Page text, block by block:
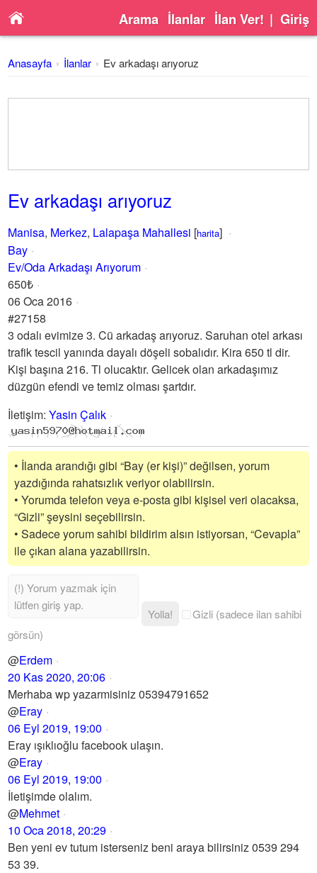
Arama İlanlar İlan Ver! | Giriş
Anasayfa İlanlar Ev arkadaşı arıyoruz
Ev arkadaşı arıyoruz
Manisa, Merkez, Lalapaşa Mahallesi [harita]
Bay
Ev/Oda Arkadaşı Arıyorum
650₺
06 Oca 2016
#27158
3 odalı evimize 3. Cü arkadaş arıyoruz. Saruhan otel arkası
trafik tescil yanında dayalı döşeli sobalıdır. Kira 650 tl dir.
Kişi başına 216. Tl olucaktır. Gelicek olan arkadaşımız
düzgün efendi ve temiz olması şartdır.
İletişim:Yasin Çalık
• İlanda arandığı gibi “Bay (er kişi)” değilsen, yorum
yazdığında rahatsızlık veriyor olabilirsin.
• Yorumda telefon veya e-posta gibi kişisel veri olacaksa,
“Gizli” şeysini seçebilirsin.
• Sadece yorum sahibi bildirim alsın istiyorsan, “Cevapla”
ile çıkan alana yazabilirsin.
Yolla!
Gizli (sadece ilan sahibi
görsün)
@Erdem
20 Kas 2020, 20:06
Merhaba wp yazarmisiniz 05394791652
@Eray
06 Eyl 2019, 19:00
Eray ışıklıoğlu facebook ulaşın.
@Eray
06 Eyl 2019, 19:00
İletişimde olalım.
@Mehmet
10 Oca 2018, 20:29
Ben yeni ev tutum isterseniz beni araya bilirsiniz 0539 294
53 39.